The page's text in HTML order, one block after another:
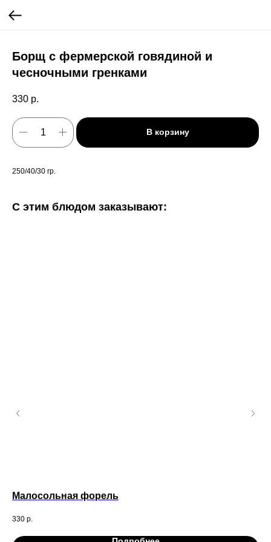
Борщ с фермерской говядиной и
чесночными гренками
330 р.
В корзину
250/40/30 гр.
С этим блюдом заказывают:
Малосольная форель
330 р.